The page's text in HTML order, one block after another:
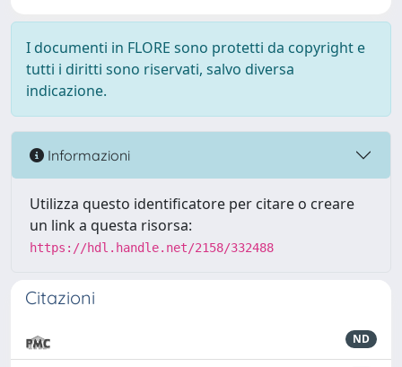
I documenti in FLORE sono protetti da copyright e
tutti i diritti sono riservati, salvo diversa
indicazione.
Informazioni
Utilizza questo identificatore per citare o creare
un link a questa risorsa:
https://hdl.handle.net/2158/332488
Citazioni
ND